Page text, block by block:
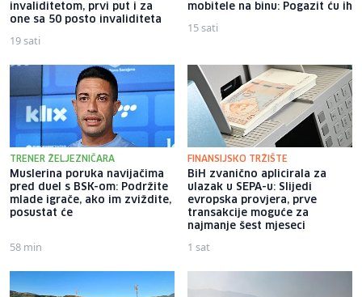
invaliditetom, prvi put i za
one sa 50 posto invaliditeta
19 sati
mobitele na binu: Pogazit ću ih
15 sati
TRENER ŽELJEZNIČARA
Muslerina poruka navijačima
pred duel s BSK-om: Podržite
mlade igrače, ako im zviždite,
posustat će
58 min
FINANSIJSKO TRŽIŠTE
BiH zvanično aplicirala za
ulazak u SEPA-u: Slijedi
evropska provjera, prve
transakcije moguće za
najmanje šest mjeseci
1 sat